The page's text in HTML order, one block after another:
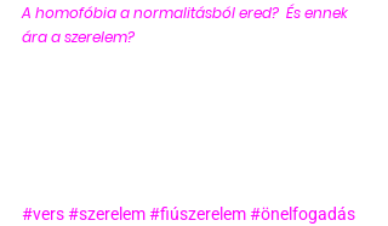
A homofóbia a normalitásból ered?  És ennek
ára a szerelem?
#vers#szerelem#fiúszerelem#önelfogadás